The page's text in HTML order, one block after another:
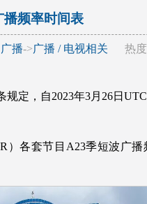
播频率时间表
播->广播 / 电视相关 热
定，自2023年3月26日
）各套节目A23季短波广